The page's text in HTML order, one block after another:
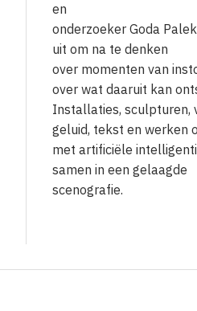
en
onderzoeker Goda
uit om na te denken
over momenten van
over wat daaruit kan
Installaties, sculpturen,
geluid, tekst en werken
met artificiële
samen in een gelaagde
scenografie.